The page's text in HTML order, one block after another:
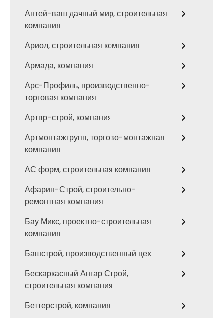
Антей-ваш дачный мир, строительная
компания
Ариол, строительная компания
Армада, компания
Арс-Профиль, производственно-
торговая компания
Артвр-строй, компания
Артмонтажгрупп, торгово-монтажная
компания
АС форм, строительная компания
Афарин-Строй, строительно-
ремонтная компания
Бау Микс, проектно-строительная
компания
Башстрой, производственный цех
Бескаркасный Ангар Строй,
строительная компания
Беттерстрой, компания